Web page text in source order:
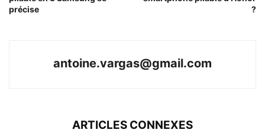
précise
?
antoine.vargas@gmail.com
ARTICLES CONNEXES